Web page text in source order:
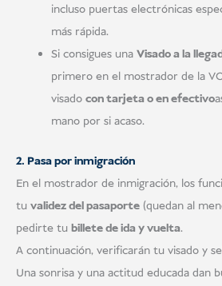
incluso puertas electrónicas
más rápida.
Si consigues una Visado a la
primero en el mostrador de la
visado con tarjeta o en efectivo
mano por si acaso.
2. Pasa por inmigración
En el mostrador de inmigración, los
tu validez del pasaporte (quedan al
pedirte tu billete de ida y vuelta.
A continuación, verificarán tu visado y
Una sonrisa y una actitud educada dan